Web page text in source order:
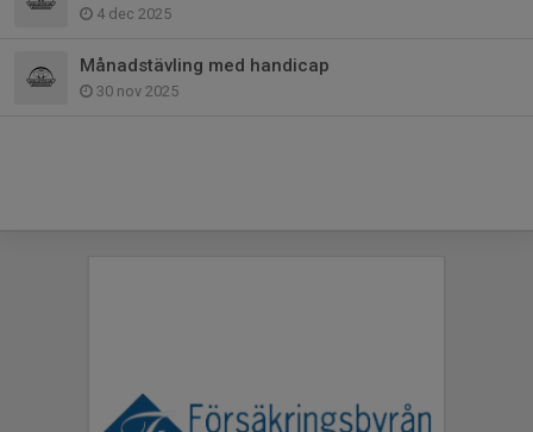
4 dec 2025
Månadstävling med handicap
30 nov 2025